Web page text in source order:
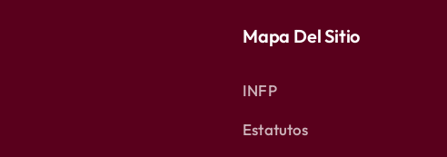
Mapa Del Sitio
INFP
Estatutos